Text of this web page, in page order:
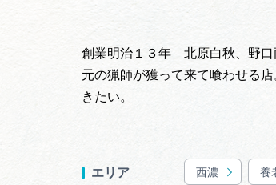
創業明治１３年 北原白秋、野口
元の猟師が獲って来て喰わせる
きたい。
エリア 西濃 養